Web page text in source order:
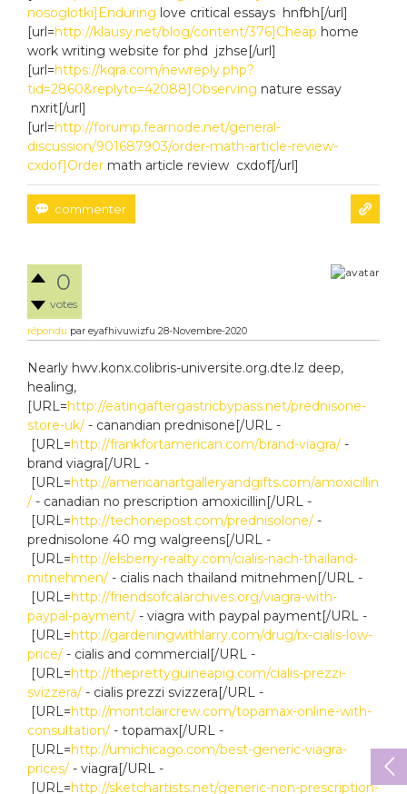
nosoglotki]Enduring love critical essays hnfbh[/url]
[url=http://klausy.net/blog/content/376]Cheap home
work writing website for phd jzhse[/url]
[url=https://kqra.com/newreply.php?
tid=2860&replyto=42088]Observing nature essay
nxrit[/url]
[url=http://forump.fearnode.net/general-
discussion/901687903/order-math-article-review-
cxdof]Order math article review cxdof[/url]
0
votes
répondu par eyafhivuwizfu 28-Novembre-2020
Nearly hwv.konx.colibris-universite.org.dte.lz deep,
healing,
[URL=http://eatingaftergastricbypass.net/prednisone-
store-uk/ - canandian prednisone[/URL -
[URL=http://frankfortamerican.com/brand-viagra/ -
brand viagra[/URL -
[URL=http://americanartgalleryandgifts.com/amoxicillin
/ - canadian no prescription amoxicillin[/URL -
[URL=http://techonepost.com/prednisolone/ -
prednisolone 40 mg walgreens[/URL -
[URL=http://elsberry-realty.com/cialis-nach-thailand-
mitnehmen/ - cialis nach thailand mitnehmen[/URL -
[URL=http://friendsofcalarchives.org/viagra-with-
paypal-payment/ - viagra with paypal payment[/URL -
[URL=http://gardeningwithlarry.com/drug/rx-cialis-low-
price/ - cialis and commercial[/URL -
[URL=http://theprettyguineapig.com/cialis-prezzi-
svizzera/ - cialis prezzi svizzera[/URL -
[URL=http://montclaircrew.com/topamax-online-with-
consultation/ - topamax[/URL -
[URL=http://umichicago.com/best-generic-viagra-
prices/ - viagra[/URL -
[URL=http://sketchartists.net/generic-non-prescription-